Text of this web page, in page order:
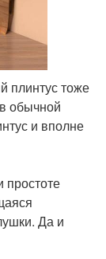
плинтус тоже
обычной
и вполне
простоте
Да и